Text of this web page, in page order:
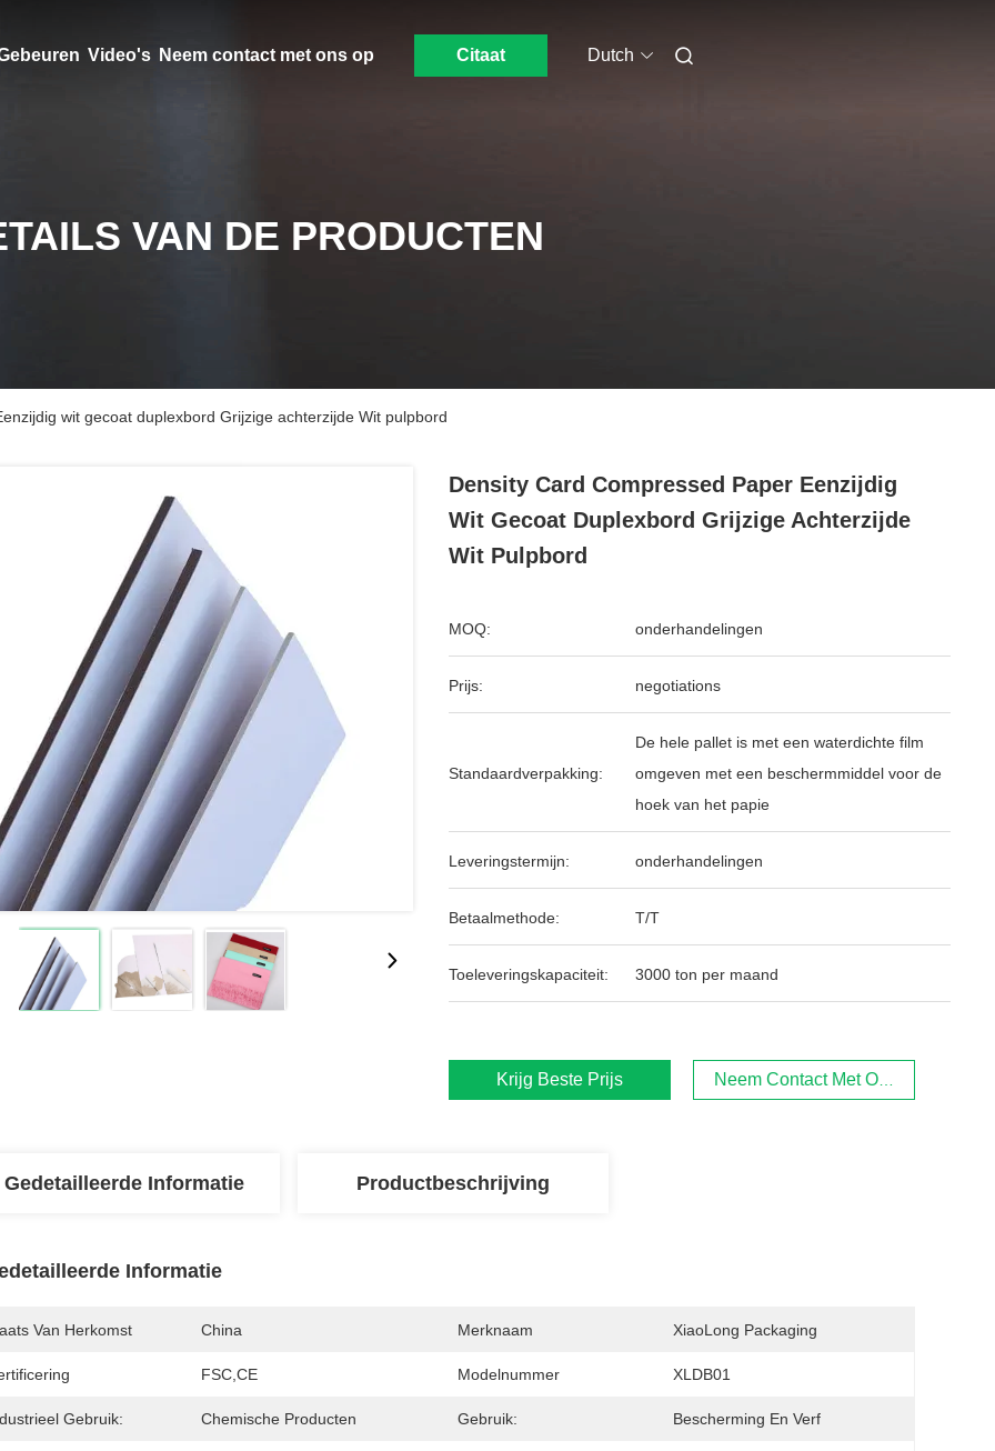
Video's Neem contact met ons op Citaat Dutch
VAN DE PRODUCTEN
wit gecoat duplexbord Grijzige achterzijde Wit pulpbord
Density Card Compressed Paper Eenzijdig
Wit Gecoat Duplexbord Grijzige Achterzijde
Wit Pulpbord
MOQ: onderhandelingen
Prijs: negotiations
Standaardverpakking:
De hele pallet is met een waterdichte film
omgeven met een beschermmiddel voor de
hoek van het papie
Leveringstermijn: onderhandelingen
Betaalmethode: T/T
Toeleveringskapaciteit: 3000 ton per maand
Krijg Beste Prijs Neem Contact Met Ons Op
Gedetailleerde Informatie Productbeschrijving
Informatie
Van Herkomst China Merknaam XiaoLong Packaging
FSC,CE Modelnummer XLDB01
Gebruik: Chemische Producten Gebruik: Bescherming En Verf